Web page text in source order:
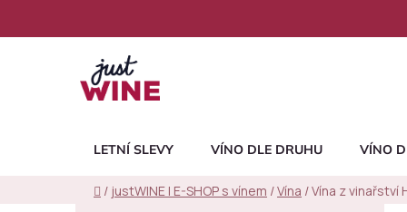
LETNÍ SLEVY VÍNO DLE DRUHU VÍNO
Domů
/ justWINE | E-SHOP s vínem /Vína /Vína z vinařství